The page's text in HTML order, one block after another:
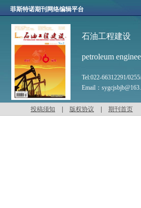
菲斯特诺期刊网络编辑平台
石油工程建设
petroleum
Tel:022-66312291/
Email：
投稿须知 版权协议 期刊首页